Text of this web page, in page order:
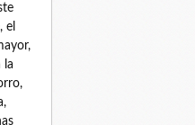
el
la